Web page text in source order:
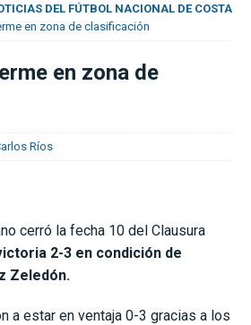
DEL FÚTBOL NACIONAL DE COSTA
en zona de clasificación
en zona de
Ríos
cerró la fecha 10 del Clausura
2-3 en condición de
Zeledón.
a estar en ventaja 0-3 gracias a los